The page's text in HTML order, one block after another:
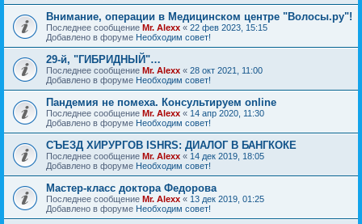
Внимание, операции в Медицинском центре "Волосы.ру"!
Последнее сообщение Mr. Alexx « 22 фев 2023, 15:15
Добавлено в форуме Необходим совет!
29-й, "ГИБРИДНЫЙ"…
Последнее сообщение Mr. Alexx « 28 окт 2021, 11:00
Добавлено в форуме Необходим совет!
Пандемия не помеха. Консультируем online
Последнее сообщение Mr. Alexx « 14 апр 2020, 11:30
Добавлено в форуме Необходим совет!
СЪЕЗД ХИРУРГОВ ISHRS: ДИАЛОГ В БАНГКОКЕ
Последнее сообщение Mr. Alexx « 14 дек 2019, 18:05
Добавлено в форуме Необходим совет!
Мастер-класс доктора Федорова
Последнее сообщение Mr. Alexx « 13 дек 2019, 01:25
Добавлено в форуме Необходим совет!